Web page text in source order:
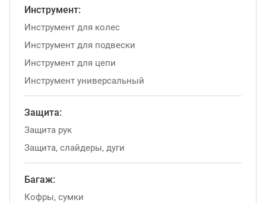
Инструмент:
Инструмент для колес
Инструмент для подвески
Инструмент для цепи
Инструмент универсальный
Защита:
Защита рук
Защита, слайдеры, дуги
Багаж:
Кофры, сумки